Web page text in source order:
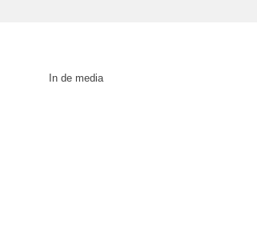
In de media